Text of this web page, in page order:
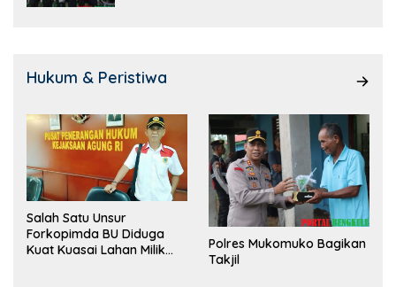
Hukum & Peristiwa
Salah Satu Unsur
Forkopimda BU Diduga
Kuat Kuasai Lahan Milik
Polres Mukomuko Bagikan
Takjil